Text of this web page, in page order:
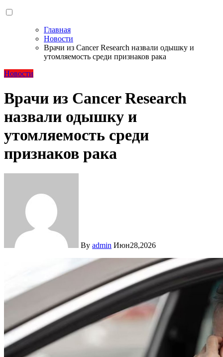
Главная
Новости
Врачи из Cancer Research назвали одышку и
утомляемость среди признаков рака
Новости
Врачи из Cancer Research
назвали одышку и
утомляемость среди
признаков рака
By admin Июн28,2026